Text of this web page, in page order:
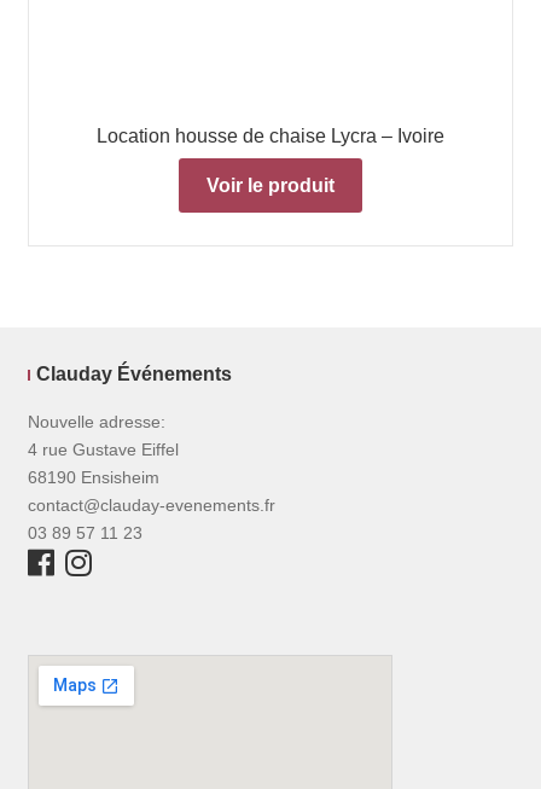
Location housse de chaise Lycra – Ivoire
Voir le produit
Clauday Événements
Nouvelle adresse:
4 rue Gustave Eiffel
68190 Ensisheim
contact@clauday-evenements.fr
03 89 57 11 23